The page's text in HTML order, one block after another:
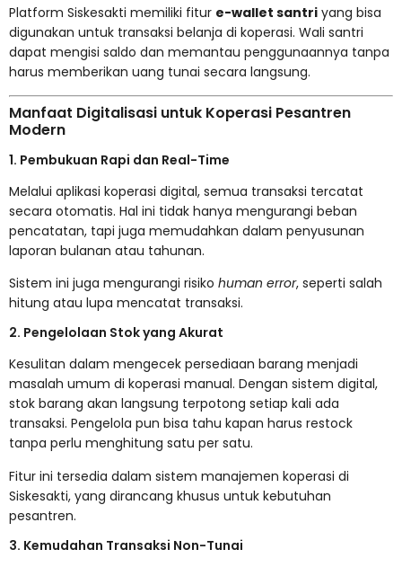
Platform Siskesakti memiliki fitur e-wallet santri yang bisa
digunakan untuk transaksi belanja di koperasi. Wali santri
dapat mengisi saldo dan memantau penggunaannya tanpa
harus memberikan uang tunai secara langsung.
Manfaat Digitalisasi untuk Koperasi Pesantren
Modern
1. Pembukuan Rapi dan Real-Time
Melalui aplikasi koperasi digital, semua transaksi tercatat
secara otomatis. Hal ini tidak hanya mengurangi beban
pencatatan, tapi juga memudahkan dalam penyusunan
laporan bulanan atau tahunan.
Sistem ini juga mengurangi risiko human error, seperti salah
hitung atau lupa mencatat transaksi.
2. Pengelolaan Stok yang Akurat
Kesulitan dalam mengecek persediaan barang menjadi
masalah umum di koperasi manual. Dengan sistem digital,
stok barang akan langsung terpotong setiap kali ada
transaksi. Pengelola pun bisa tahu kapan harus restock
tanpa perlu menghitung satu per satu.
Fitur ini tersedia dalam sistem manajemen koperasi di
Siskesakti, yang dirancang khusus untuk kebutuhan
pesantren.
3. Kemudahan Transaksi Non-Tunai